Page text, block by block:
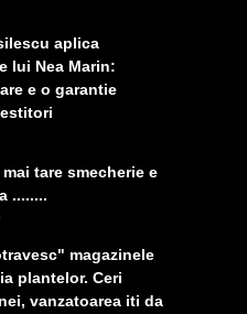
aplica
lui Nea Marin:
e o garantie
tare smecherie e
........
magazinele
plantelor. Ceri
vanzatoarea iti da